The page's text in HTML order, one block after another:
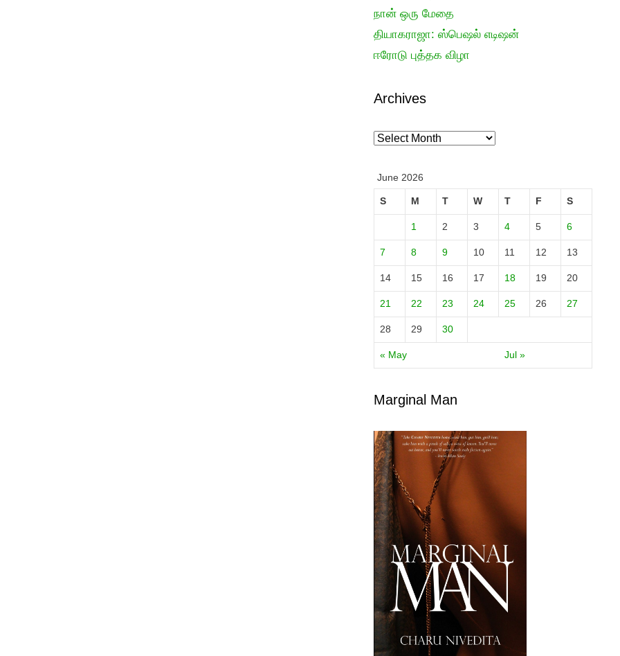
நான் ஒரு மேதை
தியாகராஜா: ஸ்பெஷல் எடிஷன்
ஈரோடு புத்தக விழா
Archives
Archives
June 2026
S M T W T F S
« May Jul »
1 2 3 4 5 6
7 8 9 10 11 12 13
14 15 16 17 18 19 20
21 22 23 24 25 26 27
28 29 30
Marginal Man